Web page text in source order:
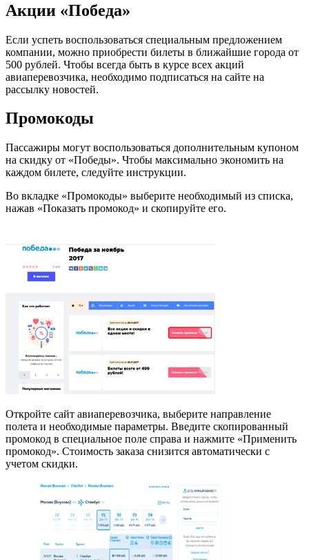
Акции «Победа»
Если успеть воспользоваться специальным предложением
компании, можно приобрести билеты в ближайшие города от
500 рублей. Чтобы всегда быть в курсе всех акций
авиаперевозчика, необходимо подписаться на сайте на
рассылку новостей.
Промокоды
Пассажиры могут воспользоваться дополнительным купоном
на скидку от «Победы». Чтобы максимально экономить на
каждом билете, следуйте инструкции.
Во вкладке «Промокоды» выберите необходимый из списка,
нажав «Показать промокод» и скопируйте его.
Откройте сайт авиаперевозчика, выберите направление
полета и необходимые параметры. Введите скопированный
промокод в специальное поле справа и нажмите «Применить
промокод». Стоимость заказа снизится автоматически с
учетом скидки.